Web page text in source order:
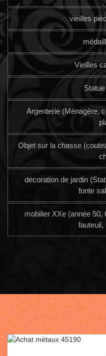
vieilles
Vieilles
Argenterie (Ménagère,
Objet sur la chasse
décoration de jardin
fonte
mobilier XXe (année 50,
fauteuil,